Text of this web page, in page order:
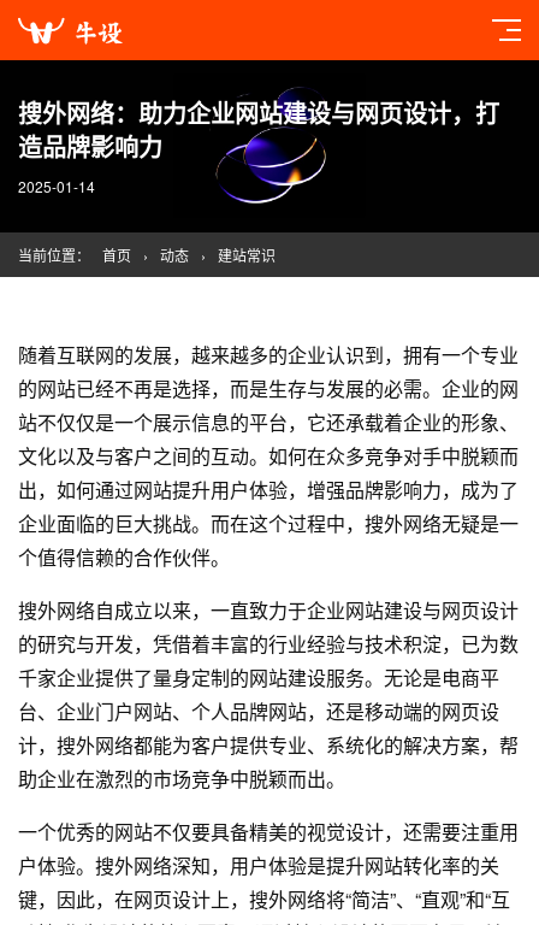
搜外网络：助力企业网站建设与网页设计，打
造品牌影响力
2025-01-14
当前位置： 首页 › 动态 › 建站常识
随着互联网的发展，越来越多的企业认识到，拥有一个专业
的网站已经不再是选择，而是生存与发展的必需。企业的网
站不仅仅是一个展示信息的平台，它还承载着企业的形象、
文化以及与客户之间的互动。如何在众多竞争对手中脱颖而
出，如何通过网站提升用户体验，增强品牌影响力，成为了
企业面临的巨大挑战。而在这个过程中，搜外网络无疑是一
个值得信赖的合作伙伴。
搜外网络自成立以来，一直致力于企业网站建设与网页设计
的研究与开发，凭借着丰富的行业经验与技术积淀，已为数
千家企业提供了量身定制的网站建设服务。无论是电商平
台、企业门户网站、个人品牌网站，还是移动端的网页设
计，搜外网络都能为客户提供专业、系统化的解决方案，帮
助企业在激烈的市场竞争中脱颖而出。
一个优秀的网站不仅要具备精美的视觉设计，还需要注重用
户体验。搜外网络深知，用户体验是提升网站转化率的关
键，因此，在网页设计上，搜外网络将“简洁”、“直观”和“互